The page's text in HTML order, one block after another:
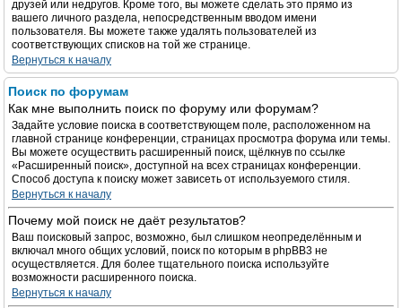
друзей или недругов. Кроме того, вы можете сделать это прямо из
вашего личного раздела, непосредственным вводом имени
пользователя. Вы можете также удалять пользователей из
соответствующих списков на той же странице.
Вернуться к началу
Поиск по форумам
Как мне выполнить поиск по форуму или форумам?
Задайте условие поиска в соответствующем поле, расположенном на
главной странице конференции, страницах просмотра форума или темы.
Вы можете осуществить расширенный поиск, щёлкнув по ссылке
«Расширенный поиск», доступной на всех страницах конференции.
Способ доступа к поиску может зависеть от используемого стиля.
Вернуться к началу
Почему мой поиск не даёт результатов?
Ваш поисковый запрос, возможно, был слишком неопределённым и
включал много общих условий, поиск по которым в phpBB3 не
осуществляется. Для более тщательного поиска используйте
возможности расширенного поиска.
Вернуться к началу